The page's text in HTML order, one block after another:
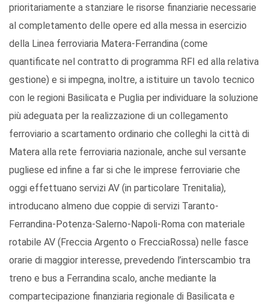
prioritariamente a stanziare le risorse finanziarie necessarie
al completamento delle opere ed alla messa in esercizio
della Linea ferroviaria Matera-Ferrandina (come
quantificate nel contratto di programma RFI ed alla relativa
gestione) e si impegna, inoltre, a istituire un tavolo tecnico
con le regioni Basilicata e Puglia per individuare la soluzione
più adeguata per la realizzazione di un collegamento
ferroviario a scartamento ordinario che colleghi la città di
Matera alla rete ferroviaria nazionale, anche sul versante
pugliese ed infine a far si che le imprese ferroviarie che
oggi effettuano servizi AV (in particolare Trenitalia),
introducano almeno due coppie di servizi Taranto-
Ferrandina-Potenza-Salerno-Napoli-Roma con materiale
rotabile AV (Freccia Argento o FrecciaRossa) nelle fasce
orarie di maggior interesse, prevedendo l’interscambio tra
treno e bus a Ferrandina scalo, anche mediante la
compartecipazione finanziaria regionale di Basilicata e